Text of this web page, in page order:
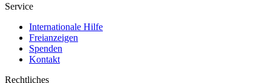
Service
Internationale Hilfe
Freianzeigen
Spenden
Kontakt
Rechtliches